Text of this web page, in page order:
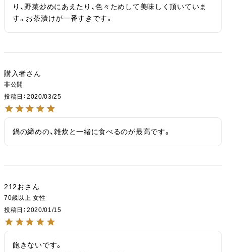
り、野菜炒めにあえたり、色々ためして美味しく頂いていま
す。お茶漬けが一番すきです。
購入者
非公開
投稿日
2020/03/25
鍋の締めの、雑炊と一緒に食べるのが最高です。
212お
70歳以上 女性
投稿日
2020/01/15
飽きないです。